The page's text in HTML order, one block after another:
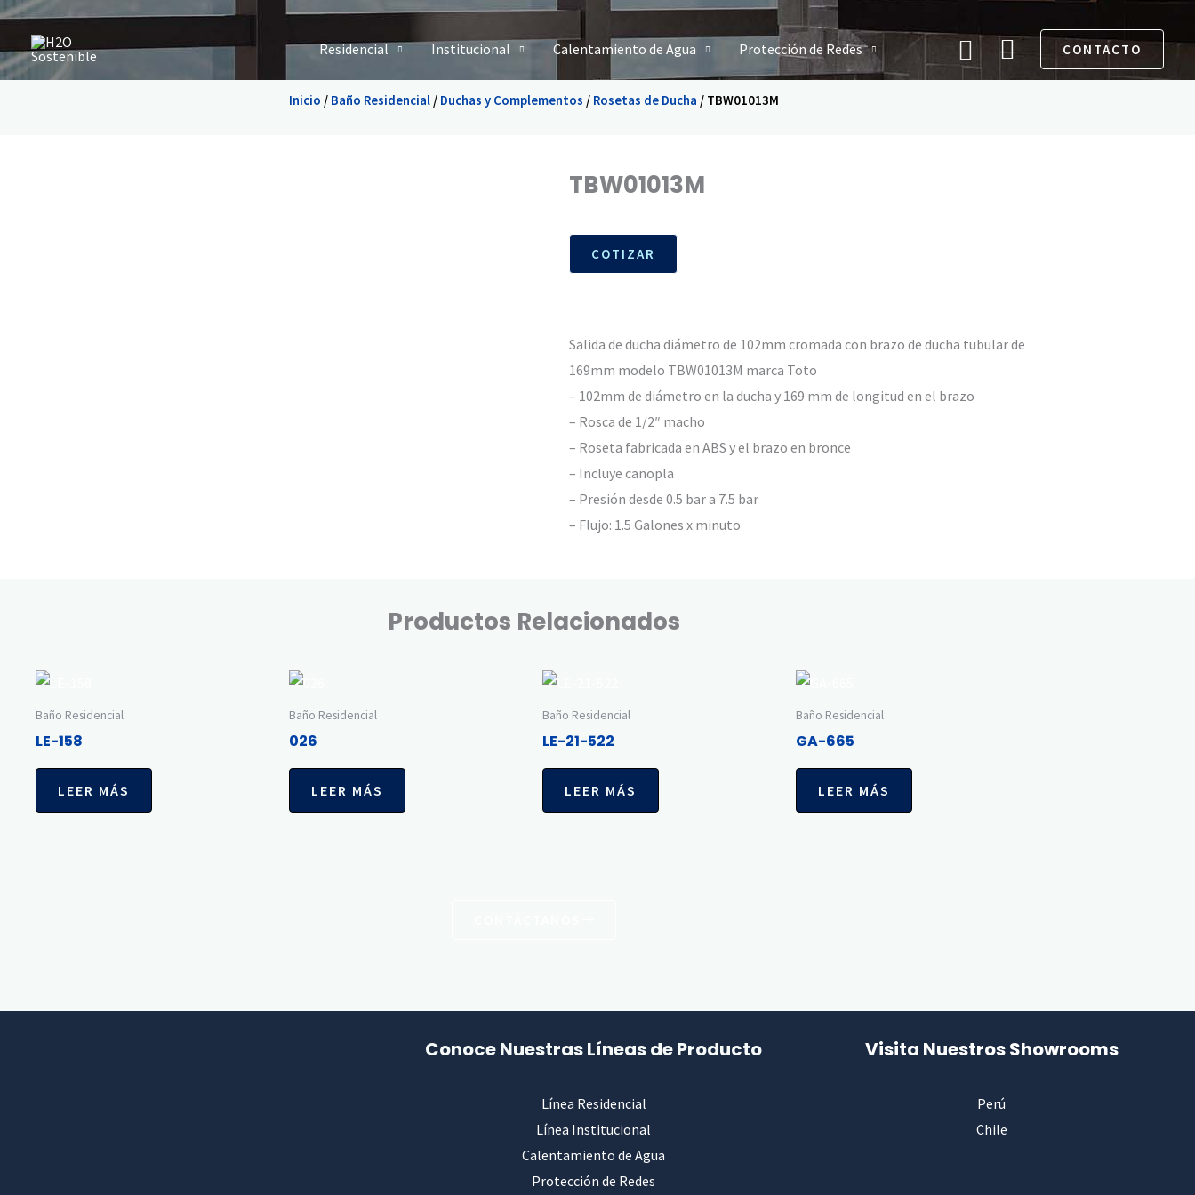
Ir
contenido
Residencial Institucional Calentamiento de Agua Protección de Redes Buscar CONTACTO
Inicio / Baño Residencial/ Duchas y Complementos / Rosetas de Ducha / TBW01013M
TBW01013M
COTIZAR
Salida de ducha diámetro de 102mm cromada con brazo de ducha tubular de
169mm modelo TBW01013M marca Toto
– 102mm de diámetro en la ducha y 169 mm de longitud en el brazo
– Rosca de 1/2″ macho
– Roseta fabricada en ABS y el brazo en bronce
– Incluye canopla
– Presión desde 0.5 bar a 7.5 bar
– Flujo: 1.5 Galones x minuto
Productos Relacionados
Baño Residencial
LE-158
LEER MÁS
Baño Residencial
026
LEER MÁS
Baño Residencial
LE-21-522
LEER MÁS
Baño Residencial
GA-665
LEER MÁS
Conoce Nuestras Líneas de Producto
Línea Residencial
Línea Institucional
Calentamiento de Agua
Protección de Redes
Visita Nuestros Showrooms
Perú
Chile